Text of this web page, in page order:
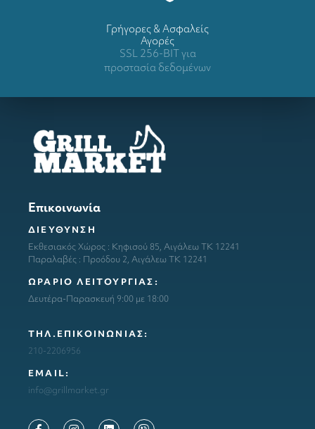
Γρήγορες & Ασφαλείς
Αγορές
SSL 256-BIT για
προστασία δεδομένων
Επικοινωνία
ΔΙΕΥΘΥΝΣΗ
Εκθεσιακός Χώρος : Κηφισού 85, Αιγάλεω ΤΚ 12241
Παραλαβές : Προόδου 2, Αιγάλεω ΤΚ 12241
ΩΡΑΡΙΟ ΛΕΙΤΟΥΡΓΙΑΣ:
Δευτέρα-Παρασκευή 9:00 με 18:00
ΤΗΛ.ΕΠΙΚΟΙΝΩΝΙΑΣ:
210-2206956
ΕΜΑΙL:
info@grillmarket.gr